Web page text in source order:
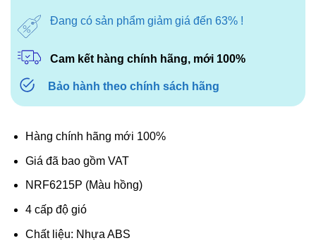
Đang có sản phẩm giảm giá đến 63% !
Cam kết hàng chính hãng, mới 100%
Bảo hành theo chính sách hãng
Hàng chính hãng mới 100%
Giá đã bao gồm VAT
NRF6215P (Màu hồng)
4 cấp độ gió
Chất liệu: Nhựa ABS